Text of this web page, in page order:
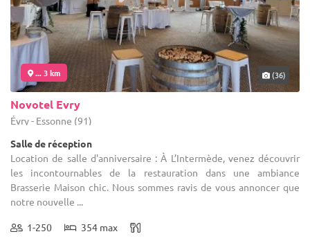
... 3 km (36)
Novotel Evry
Évry - Essonne (91)
Salle de réception
Location de salle d'anniversaire : À L’Intermède, venez découvrir
les incontournables de la restauration dans une ambiance
Brasserie Maison chic. Nous sommes ravis de vous annoncer que
notre nouvelle ...
1-250 354 max